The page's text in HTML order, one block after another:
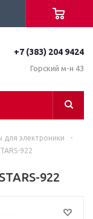
+7 (383) 204 9424
Горский м-н 43
электроники
-
922
922